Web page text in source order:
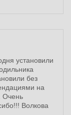
установили
без
на
Очень
Волкова